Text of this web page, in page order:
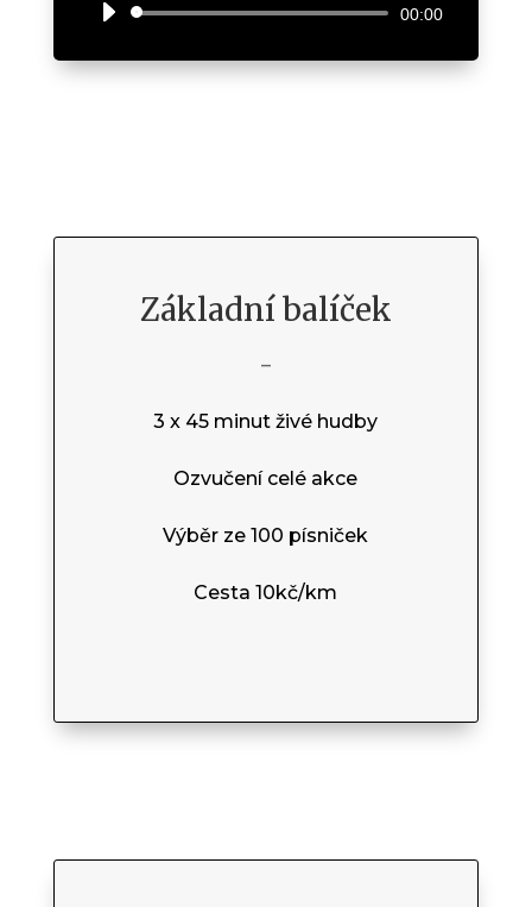
Audio
00:00
Základní balíček
–
3 x 45 minut živé hudby
Ozvučení celé akce
Výběr ze 100 písniček
Cesta 10kč/km